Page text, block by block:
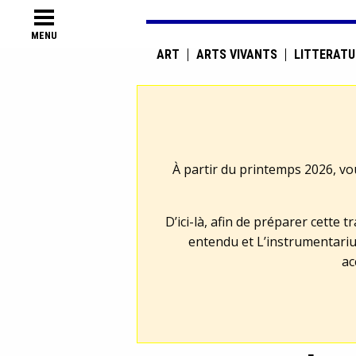
MENU
ART ARTS VIVANTS
À partir du printemps 2026,
D’ici-là, afin de préparer cette
entendu et